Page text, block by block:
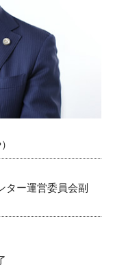
戸市
ター運営委員会副